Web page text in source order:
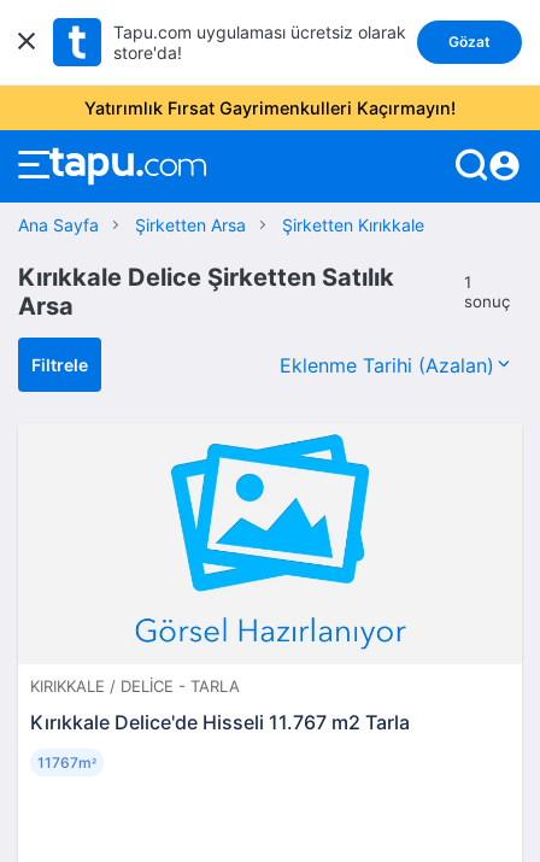
Tapu.com uygulaması ücretsiz olarak
store'da!
Gözat
Yatırımlık Fırsat Gayrimenkulleri Kaçırmayın!
account_circle
Ana Sayfa Şirketten Arsa Şirketten Kırıkkale
Kırıkkale Delice Şirketten Satılık
Arsa
1
sonuç
Filtrele
KIRIKKALE / DELICE - TARLA
Kırıkkale Delice'de Hisseli 11.767 m2 Tarla
11767m²